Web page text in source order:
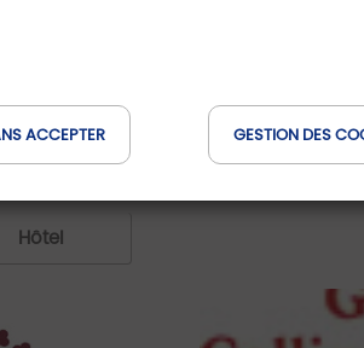
ACCEPTER GESTION DES
Hôtel